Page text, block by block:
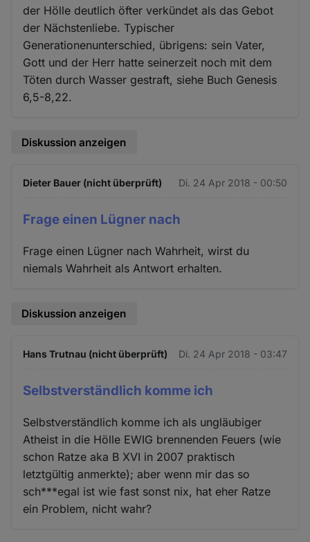
der Hölle deutlich öfter verkündet als das Gebot
der Nächstenliebe. Typischer
Generationenunterschied, übrigens: sein Vater,
Gott und der Herr hatte seinerzeit noch mit dem
Töten durch Wasser gestraft, siehe Buch Genesis
6,5-8,22.
Diskussion anzeigen
Dieter Bauer (nicht überprüft) Di. 24 Apr 2018 - 00:50
Frage einen Lügner nach
Frage einen Lügner nach Wahrheit, wirst du
niemals Wahrheit als Antwort erhalten.
Diskussion anzeigen
Hans Trutnau (nicht überprüft) Di. 24 Apr 2018 - 03:47
Selbstverständlich komme ich
Selbstverständlich komme ich als ungläubiger
Atheist in die Hölle EWIG brennenden Feuers (wie
schon Ratze aka B XVI in 2007 praktisch
letztgültig anmerkte); aber wenn mir das so
sch***egal ist wie fast sonst nix, hat eher Ratze
ein Problem, nicht wahr?